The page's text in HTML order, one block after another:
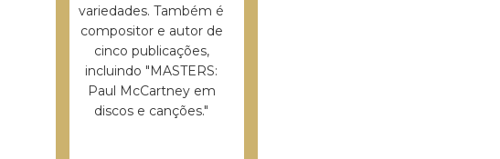
variedades. Também é
compositor e autor de
cinco publicações,
incluindo "MASTERS:
Paul McCartney em
discos e canções."